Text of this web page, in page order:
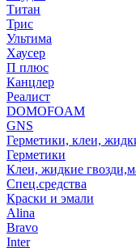
Титан
Трис
Ультима
Хаусер
П плюс
Канцлер
Реалист
DOMOFOAM
GNS
Герметики, клеи,
Герметики
Клеи, жидкие
Спец.средства
Краски и эмали
Alina
Bravo
Inter